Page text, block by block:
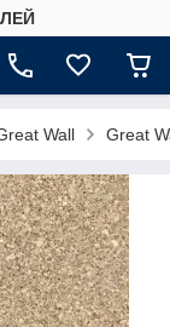
Wall Great